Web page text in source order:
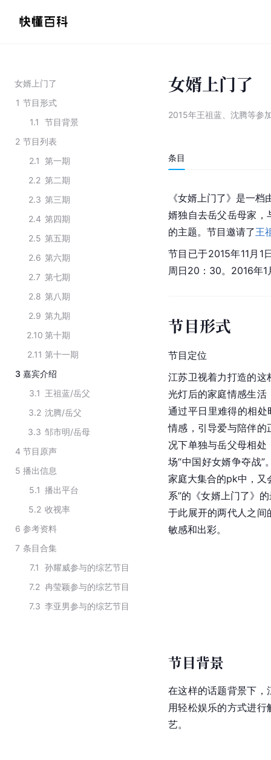
女婿上门了
1 节目形式
1.1
节目背景
2 节目列表
2.1 第一期
2.2 第二期
2.3 第三期
2.4 第四期
2.5 第五期
2.6 第六期
2.7 第七期
2.8 第八期
2.9 第九期
2.10 第十期
2.11 第十一期
3 嘉宾介绍
3.1 王祖蓝/岳父
3.2 沈腾/岳父
3.3 邹市明/岳母
4 节目原声
5 播出信息
5.1 播出平台
5.2 收视率
6 参考资料
7 条目合集
7.1
孙耀威参与的综艺节目
7.2 冉莹颖参与的综艺节目
7.3 李亚男参与的综艺节目
女婿上门了
2015年王祖蓝、沈腾等参
条目
《女婿上门了》是一
婿独自去岳父岳母家，
的主题。节目邀请了王
节目已于2015年11月1
周日20：30。2016年1
节目形式
节目定位
江苏卫视着力打造的
光灯后的家庭情感生
通过平日里难得的相处
情感，引导爱与陪伴的
况下单独与岳父母相处
场“中国好女婿争夺战
家庭大集合的pk中，又
系”的《女婿上门了》
于此展开的两代人之
敏感和出彩。
节目背景
在这样的话题背景下，
用轻松娱乐的方式进
艺。